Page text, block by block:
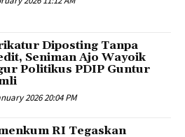
Diposting Tanpa
Seniman Ajo Wayoik
Politikus PDIP Guntur
2026 20:04 PM
RI Tegaskan